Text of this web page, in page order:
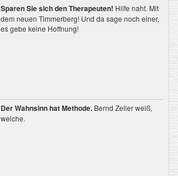
Sparen Sie sich den Therapeuten! Hilfe naht. Mit
dem neuen Timmerberg! Und da sage noch einer,
es gebe keine Hoffnung!
Der Wahnsinn hat Methode. Bernd Zeller weiß,
welche.